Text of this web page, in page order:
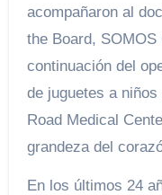
acompañaron al
the Board,
continuación del
de juguetes a
Road Medical
grandeza del
En los últimos 24